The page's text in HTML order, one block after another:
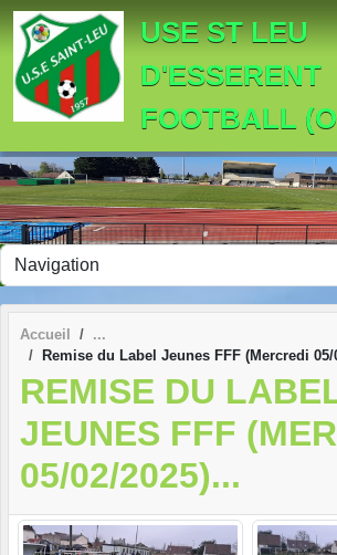
USE ST LEU
D'ESSERENT
FOOTBALL
Accueil
Remise du Label Jeunes FFF (Mercredi 05/
REMISE DU
JEUNES FFF
05/02/2025)...
Panneau de gestion des cookies